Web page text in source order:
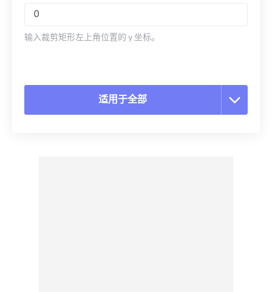
输入裁剪矩形左上角位置的 y 坐标。
适用于全部